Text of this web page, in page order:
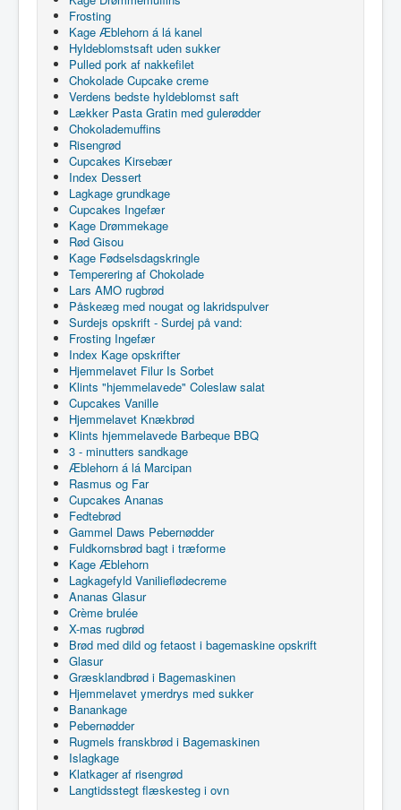
Frosting
Kage Æblehorn á lá kanel
Hyldeblomstsaft uden sukker
Pulled pork af nakkefilet
Chokolade Cupcake creme
Verdens bedste hyldeblomst saft
Lækker Pasta Gratin med gulerødder
Chokolademuffins
Risengrød
Cupcakes Kirsebær
Index Dessert
Lagkage grundkage
Cupcakes Ingefær
Kage Drømmekage
Rød Gisou
Kage Fødselsdagskringle
Temperering af Chokolade
Lars AMO rugbrød
Påskeæg med nougat og lakridspulver
Surdejs opskrift - Surdej på vand:
Frosting Ingefær
Index Kage opskrifter
Hjemmelavet Filur Is Sorbet
Klints "hjemmelavede" Coleslaw salat
Cupcakes Vanille
Hjemmelavet Knækbrød
Klints hjemmelavede Barbeque BBQ
3 - minutters sandkage
Æblehorn á lá Marcipan
Rasmus og Far
Cupcakes Ananas
Fedtebrød
Gammel Daws Pebernødder
Fuldkornsbrød bagt i træforme
Kage Æblehorn
Lagkagefyld Vanilieflødecreme
Ananas Glasur
Crème brulée
X-mas rugbrød
Brød med dild og fetaost i bagemaskine opskrift
Glasur
Græsklandbrød i Bagemaskinen
Hjemmelavet ymerdrys med sukker
Banankage
Pebernødder
Rugmels franskbrød i Bagemaskinen
Islagkage
Klatkager af risengrød
Langtidsstegt flæskesteg i ovn